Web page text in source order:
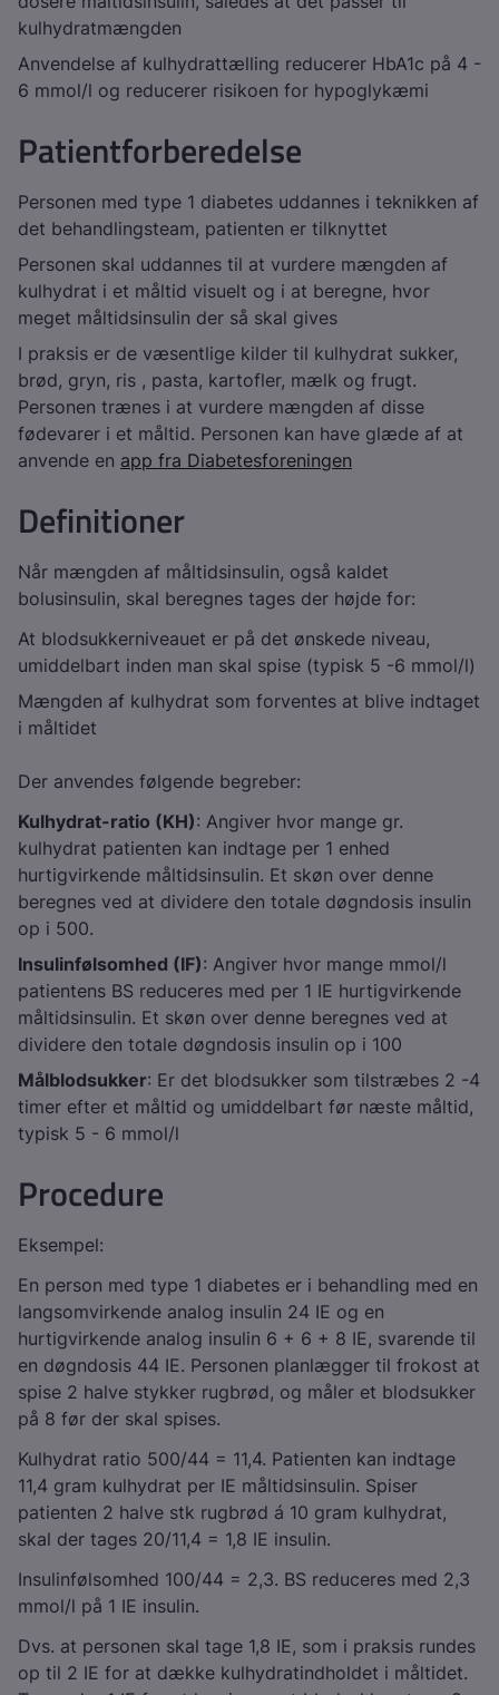
kulhydratmængden
Anvendelse af kulhydrattælling reducerer HbA1c på 4 -
6 mmol/l og reducerer risikoen for hypoglykæmi
Patientforberedelse
Personen med type 1 diabetes uddannes i teknikken af
det behandlingsteam, patienten er tilknyttet
Personen skal uddannes til at vurdere mængden af
kulhydrat i et måltid visuelt og i at beregne, hvor
meget måltidsinsulin der så skal gives
I praksis er de væsentlige kilder til kulhydrat sukker,
brød, gryn, ris , pasta, kartofler, mælk og frugt.
Personen trænes i at vurdere mængden af disse
fødevarer i et måltid. Personen kan have glæde af at
anvende en app fra Diabetesforeningen
Definitioner
Når mængden af måltidsinsulin, også kaldet
bolusinsulin, skal beregnes tages der højde for:
At blodsukkerniveauet er på det ønskede niveau,
umiddelbart inden man skal spise (typisk 5 -6 mmol/l)
Mængden af kulhydrat som forventes at blive indtaget
i måltidet
Der anvendes følgende begreber:
Kulhydrat-ratio (KH): Angiver hvor mange gr.
kulhydrat patienten kan indtage per 1 enhed
hurtigvirkende måltidsinsulin. Et skøn over denne
beregnes ved at dividere den totale døgndosis insulin
op i 500.
Insulinfølsomhed (IF): Angiver hvor mange mmol/l
patientens BS reduceres med per 1 IE hurtigvirkende
måltidsinsulin. Et skøn over denne beregnes ved at
dividere den totale døgndosis insulin op i 100
Målblodsukker: Er det blodsukker som tilstræbes 2 -4
timer efter et måltid og umiddelbart før næste måltid,
typisk 5 - 6 mmol/l
Procedure
Eksempel:
En person med type 1 diabetes er i behandling med en
langsomvirkende analog insulin 24 IE og en
hurtigvirkende analog insulin 6 + 6 + 8 IE, svarende til
en døgndosis 44 IE. Personen planlægger til frokost at
spise 2 halve stykker rugbrød, og måler et blodsukker
på 8 før der skal spises.
Kulhydrat ratio 500/44 = 11,4. Patienten kan indtage
11,4 gram kulhydrat per IE måltidsinsulin. Spiser
patienten 2 halve stk rugbrød á 10 gram kulhydrat,
skal der tages 20/11,4 = 1,8 IE insulin.
Insulinfølsomhed 100/44 = 2,3. BS reduceres med 2,3
mmol/l på 1 IE insulin.
Dvs. at personen skal tage 1,8 IE, som i praksis rundes
op til 2 IE for at dække kulhydratindholdet i måltidet.